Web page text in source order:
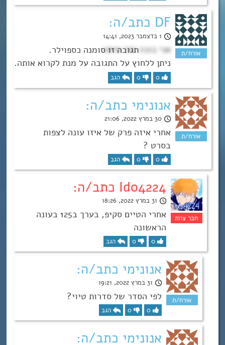
DF כתב/ה:
1 בדצמבר 2023, 14:41
אני בוכה יחד איתה
0
0 הגב
אנונימי כתב/ה:
30 במרץ 2022, 21:06
אחרי איזה פרק של איזו עונה לצפות
בסרט ?
0
0 הגב
Ido4224 כתב/ה:
31 במרץ 2022, 18:26
אחרי הטיים סקיפ, בערך ב125 בעונה
הראשונה
0
0 הגב
אנונימי כתב/ה:
31 במרץ 2022, 19:21
לפי הסדר של סדרות טיוי?
0
0 הגב
אנונימי כתב/ה: